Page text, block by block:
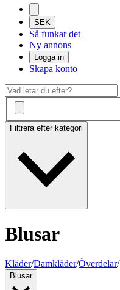
SEK
Så funkar det
Ny annons
Logga in
Skapa konto
Filtrera efter kategori
Blusar
Kläder/Damkläder/Överdelar/
Blusar